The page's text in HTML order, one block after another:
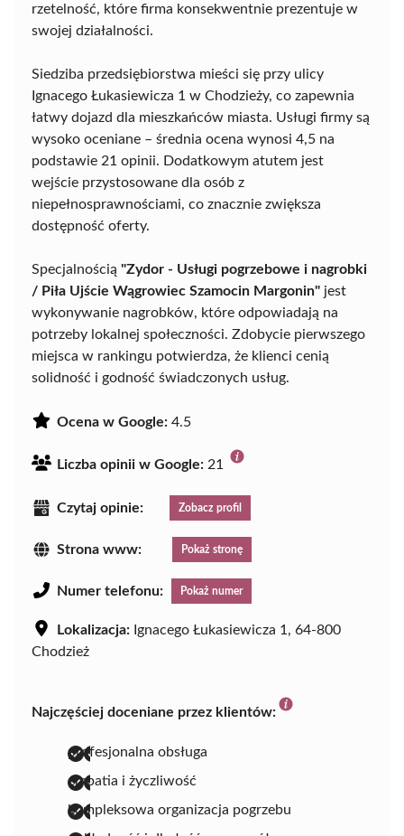
rzetelność, które firma konsekwentnie prezentuje w
swojej działalności.
Siedziba przedsiębiorstwa mieści się przy ulicy
Ignacego Łukasiewicza 1 w Chodzieży, co zapewnia
łatwy dojazd dla mieszkańców miasta. Usługi firmy są
wysoko oceniane – średnia ocena wynosi 4,5 na
podstawie 21 opinii. Dodatkowym atutem jest
wejście przystosowane dla osób z
niepełnosprawnościami, co znacznie zwiększa
dostępność oferty.
Specjalnością "Zydor - Usługi pogrzebowe i nagrobki
/ Piła Ujście Wągrowiec Szamocin Margonin" jest
wykonywanie nagrobków, które odpowiadają na
potrzeby lokalnej społeczności. Zdobycie pierwszego
miejsca w rankingu potwierdza, że klienci cenią
solidność i godność świadczonych usług.
Ocena w Google: 4.5
Liczba opinii w Google: 21
Czytaj opinie: Zobacz profil
Strona www: Pokaż stronę
Numer telefonu: Pokaż numer
Lokalizacja: Ignacego Łukasiewicza 1, 64-800
Chodzież
Najczęściej doceniane przez klientów:
profesjonalna obsługa
empatia i życzliwość
kompleksowa organizacja pogrzebu